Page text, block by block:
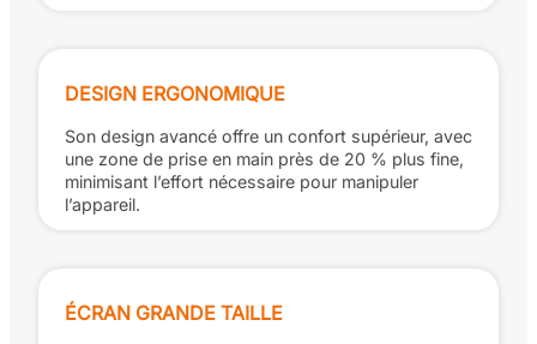
DESIGN ERGONOMIQUE
Son design avancé offre un confort supérieur, avec
une zone de prise en main près de 20 % plus fine,
minimisant l’effort nécessaire pour manipuler
l’appareil.
ÉCRAN GRANDE TAILLE